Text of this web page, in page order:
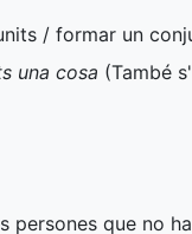
/ formar un
una cosa (També
persones que no